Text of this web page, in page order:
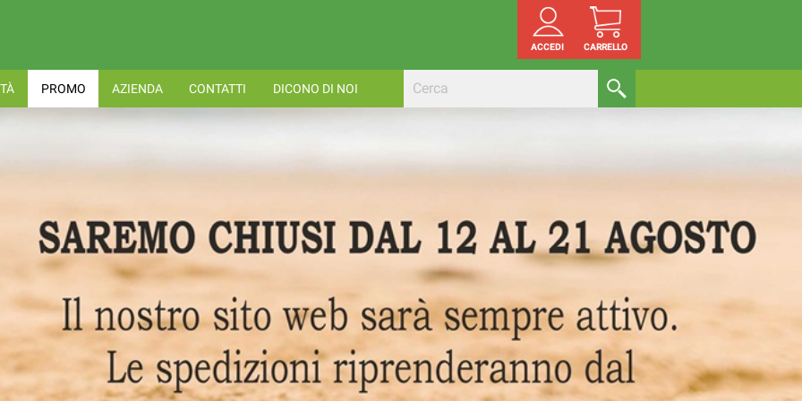
ACCEDI CARRELLO
PROMO AZIENDA CONTATTI DICONO DI NOI